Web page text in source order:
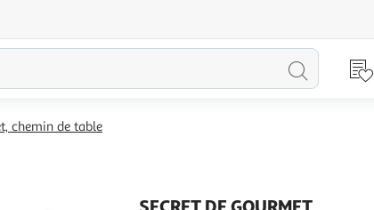
Lancer
chemin de table
SECRET DE GOURMET